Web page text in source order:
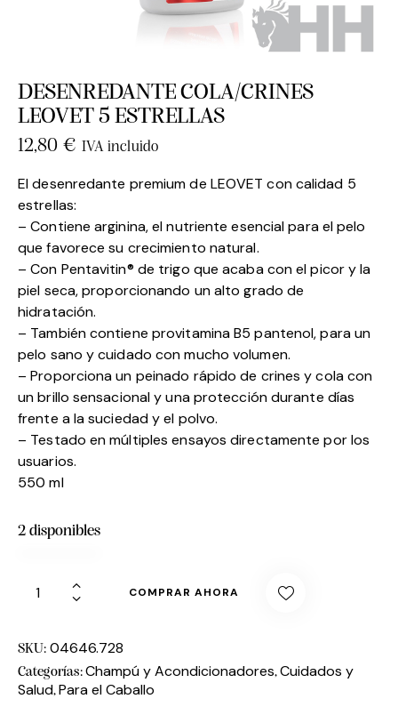
DESENREDANTE COLA/CRINES
LEOVET 5 ESTRELLAS
12,80 € IVA incluido
El desenredante premium de LEOVET con calidad 5
estrellas:
– Contiene arginina, el nutriente esencial para el pelo
que favorece su crecimiento natural.
– Con Pentavitin® de trigo que acaba con el picor y la
piel seca, proporcionando un alto grado de
hidratación.
– También contiene provitamina B5 pantenol, para un
pelo sano y cuidado con mucho volumen.
– Proporciona un peinado rápido de crines y cola con
un brillo sensacional y una protección durante días
frente a la suciedad y el polvo.
– Testado en múltiples ensayos directamente por los
usuarios.
550 ml
2 disponibles
COMPRAR AHORA
SKU: 04646.728
Categorías:Champú y Acondicionadores,Cuidados y
Salud, Para el Caballo